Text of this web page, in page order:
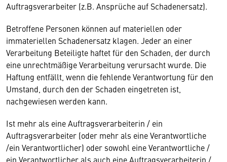
Auftragsverarbeiter (z.B. Ansprüche auf Schadenersatz).
Betroffene Personen können auf materiellen oder
immateriellen Schadenersatz klagen. Jeder an einer
Verarbeitung Beteiligte haftet für den Schaden, der durch
eine unrechtmäßige Verarbeitung verursacht wurde. Die
Haftung entfällt, wenn die fehlende Verantwortung für den
Umstand, durch den der Schaden eingetreten ist,
nachgewiesen werden kann.
Ist mehr als eine Auftragsverarbeiterin / ein
Auftragsverarbeiter (oder mehr als eine Verantwortliche
/ein Verantwortlicher) oder sowohl eine Verantwortliche /
ein Verantwortlicher als auch eine Auftragsverarbeiterin /